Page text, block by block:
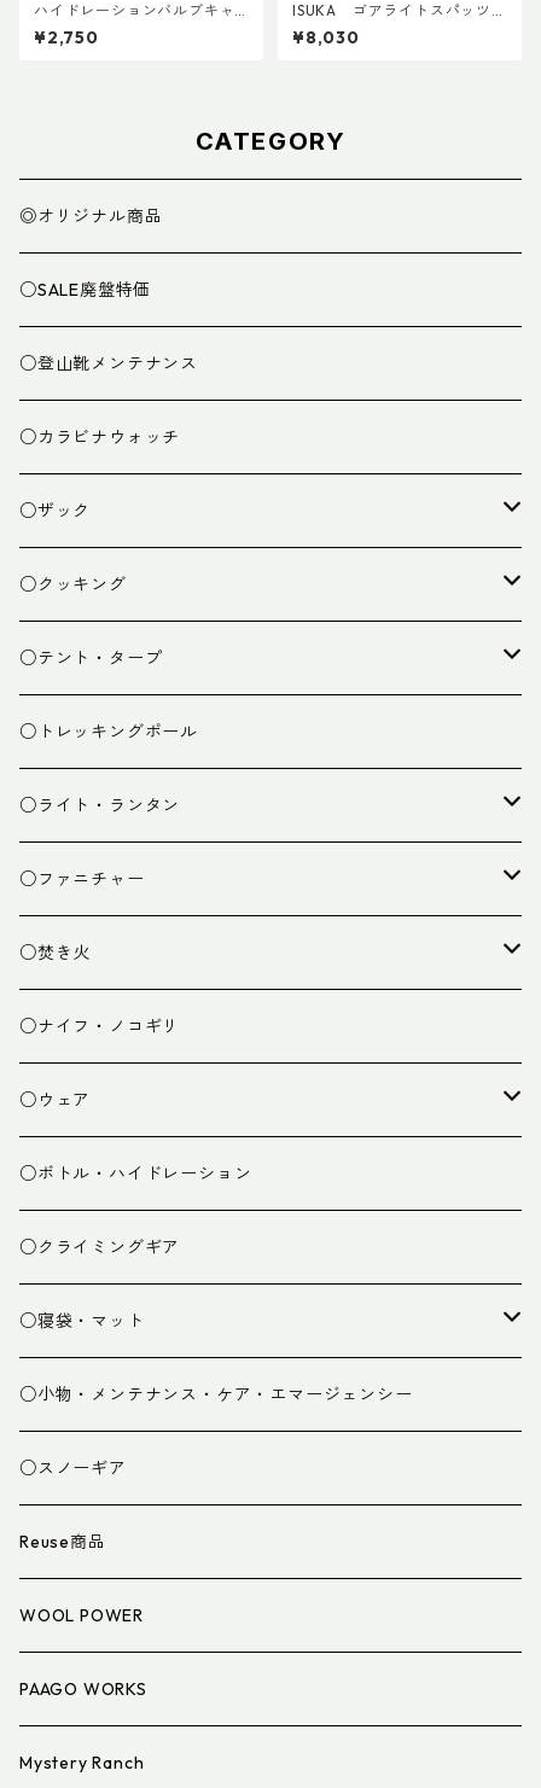
ハイドレーションバルブキャ
ッチ+チューブマグネット（全
メーカー対応モデル）
¥2,750
ISUKA ゴアライトスパッツカ
スタム STD
¥8,030
CATEGORY
◎オリジナル商品
○SALE廃盤特価
○登山靴メンテナンス
○カラビナウォッチ
○ザック
ザック
スタッフバッグ
ザック小物
○クッキング
クッカー
バーナー
カトラリー
クッキング小物
○テント・タープ
テント
タープ
ペグ・ハンマー・小物
○トレッキングポール
○ライト・ランタン
ライト
ランタン
○ファニチャー
テーブル
チェア
○焚き火
焚き火台
焚き火小物
○ナイフ・ノコギリ
○ウェア
ミドルレイヤー
ベースレイヤー
パンツ
グローブ
スパッツ・ゲイター
衣類小物
アイウェア
○ボトル・ハイドレーション
○クライミングギア
○寝袋・マット
寝袋
マット
寝具小物
○小物・メンテナンス・ケア・エマージェンシー
○スノーギア
Reuse商品
WOOL POWER
PAAGO WORKS
Mystery Ranch